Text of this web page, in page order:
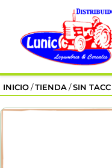
INICIO /TIENDA /SIN TACC